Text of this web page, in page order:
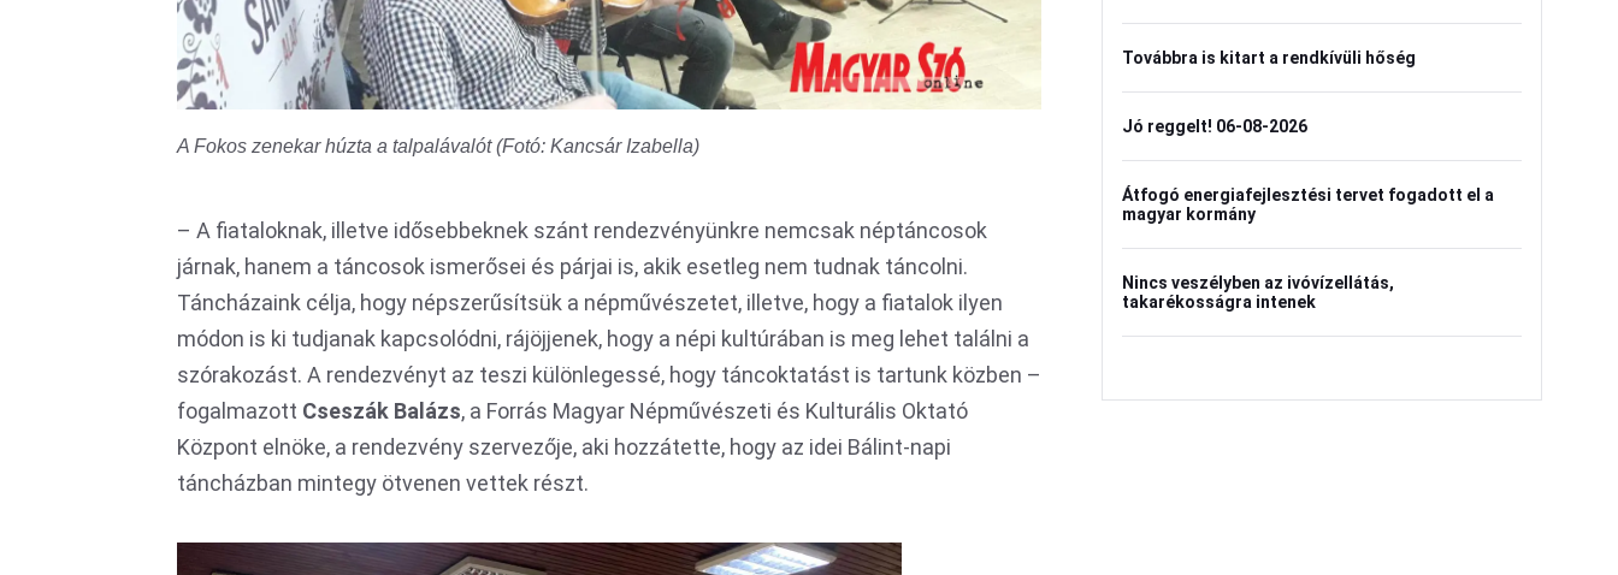
A Fokos zenekar húzta a talpalávalót (Fotó: Kancsár Izabella)
– A fiataloknak, illetve idősebbeknek szánt rendezvényünkre nemcsak néptáncosok
járnak, hanem a táncosok ismerősei és párjai is, akik esetleg nem tudnak táncolni.
Táncházaink célja, hogy népszerűsítsük a népművészetet, illetve, hogy a fiatalok ilyen
módon is ki tudjanak kapcsolódni, rájöjjenek, hogy a népi kultúrában is meg lehet találni a
szórakozást. A rendezvényt az teszi különlegessé, hogy táncoktatást is tartunk közben –
fogalmazott Cseszák Balázs, a Forrás Magyar Népművészeti és Kulturális Oktató
Központ elnöke, a rendezvény szervezője, aki hozzátette, hogy az idei Bálint-napi
táncházban mintegy ötvenen vettek részt.
Továbbra is kitart a rendkívüli hőség
Jó reggelt! 06-08-2026
Átfogó energiafejlesztési tervet fogadott el a
magyar kormány
Nincs veszélyben az ivóvízellátás,
takarékosságra intenek